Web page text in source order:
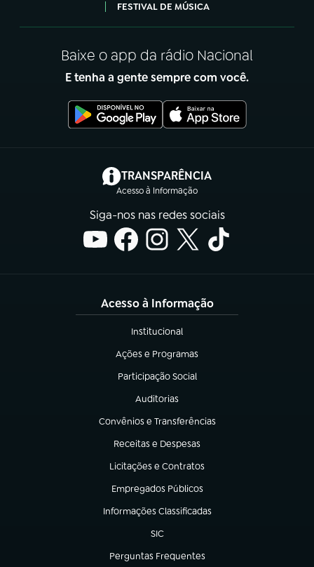
FESTIVAL DE MÚSICA
Baixe o app da rádio Nacional
E tenha a gente sempre com você.
TRANSPARÊNCIA
Acesso à Informação
(abre em nova aba)
Siga-nos nas redes sociais
Acesso à Informação
Institucional
(abre em nova aba)
Ações e Programas
(abre em nova aba)
Participação Social
(abre em nova aba)
Auditorias
(abre em nova aba)
Convênios e Transferências
(abre em nova aba)
Receitas e Despesas
(abre em nova aba)
Licitações e Contratos
(abre em nova aba)
Empregados Públicos
(abre em nova aba)
Informações Classificadas
(abre em nova aba)
SIC
(abre em nova aba)
Perguntas Frequentes
(abre em nova aba)